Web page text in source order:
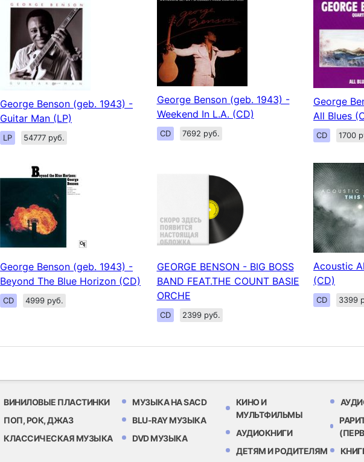
George Benson (geb. 1943) -
Guitar Man (LP)
LP 54777 руб.
George Benson (geb. 1943) -
Weekend In L.A. (CD)
CD 7692 руб.
George
All Blues
CD 1700
George Benson (geb. 1943) -
Beyond The Blue Horizon (CD)
CD 4999 руб.
GEORGE BENSON - BIG BOSS
BAND FEAT.THE COUNT BASIE
ORCHE
CD 2399 руб.
Acoustic
(CD)
CD 3399
ВИНИЛОВЫЕ ПЛАСТИНКИ
ПОП, РОК, ДЖАЗ
КЛАССИЧЕСКАЯ МУЗЫКА
МУЗЫКА НА SACD
BLU-RAY МУЗЫКА
DVD МУЗЫКА
КИНО И
МУЛЬТФИЛЬМЫ
АУДИОКНИГИ
ДЕТЯМ И РОДИТЕЛЯМ